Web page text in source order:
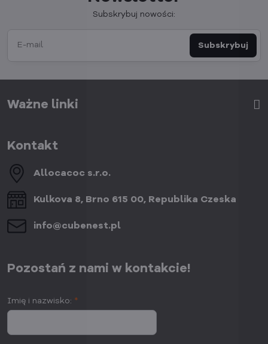
Subskrybuj nowości:
Subskrybuj
Ważne linki
Kontakt
Allocacoc s​.r​.o​.
Kulkova 8, Brno 615 00, Republika Czeska
info​@cubenest​.pl
Pozostań z nami w kontakcie!
Imię i nazwisko: *